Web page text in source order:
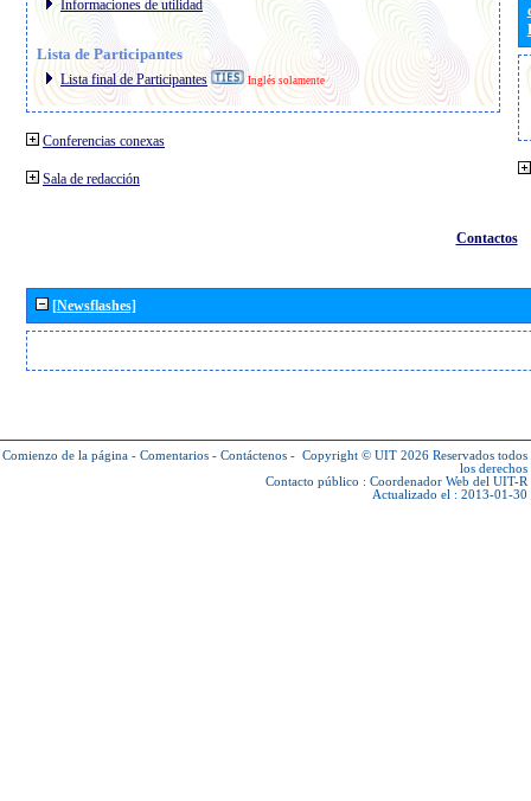
Informaciones de utilidad
Lista de Participantes
Lista final de Participantes Inglés solamente
Conferencias conexas
Sala de redacción
Contactos
[Newsflashes]
Comienzo de la página - Comentarios - Contáctenos - Copyright © UIT 2026 Reservados todos
los derechos
Contacto público : Coordenador Web del UIT-R
Actualizado el : 2013-01-30